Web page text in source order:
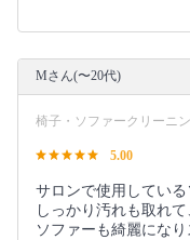
Mさん(〜20代)
椅子・ソファークリーニ
5.00
サロンで使用している
しっかり汚れも取れて
ソファーも綺麗になり